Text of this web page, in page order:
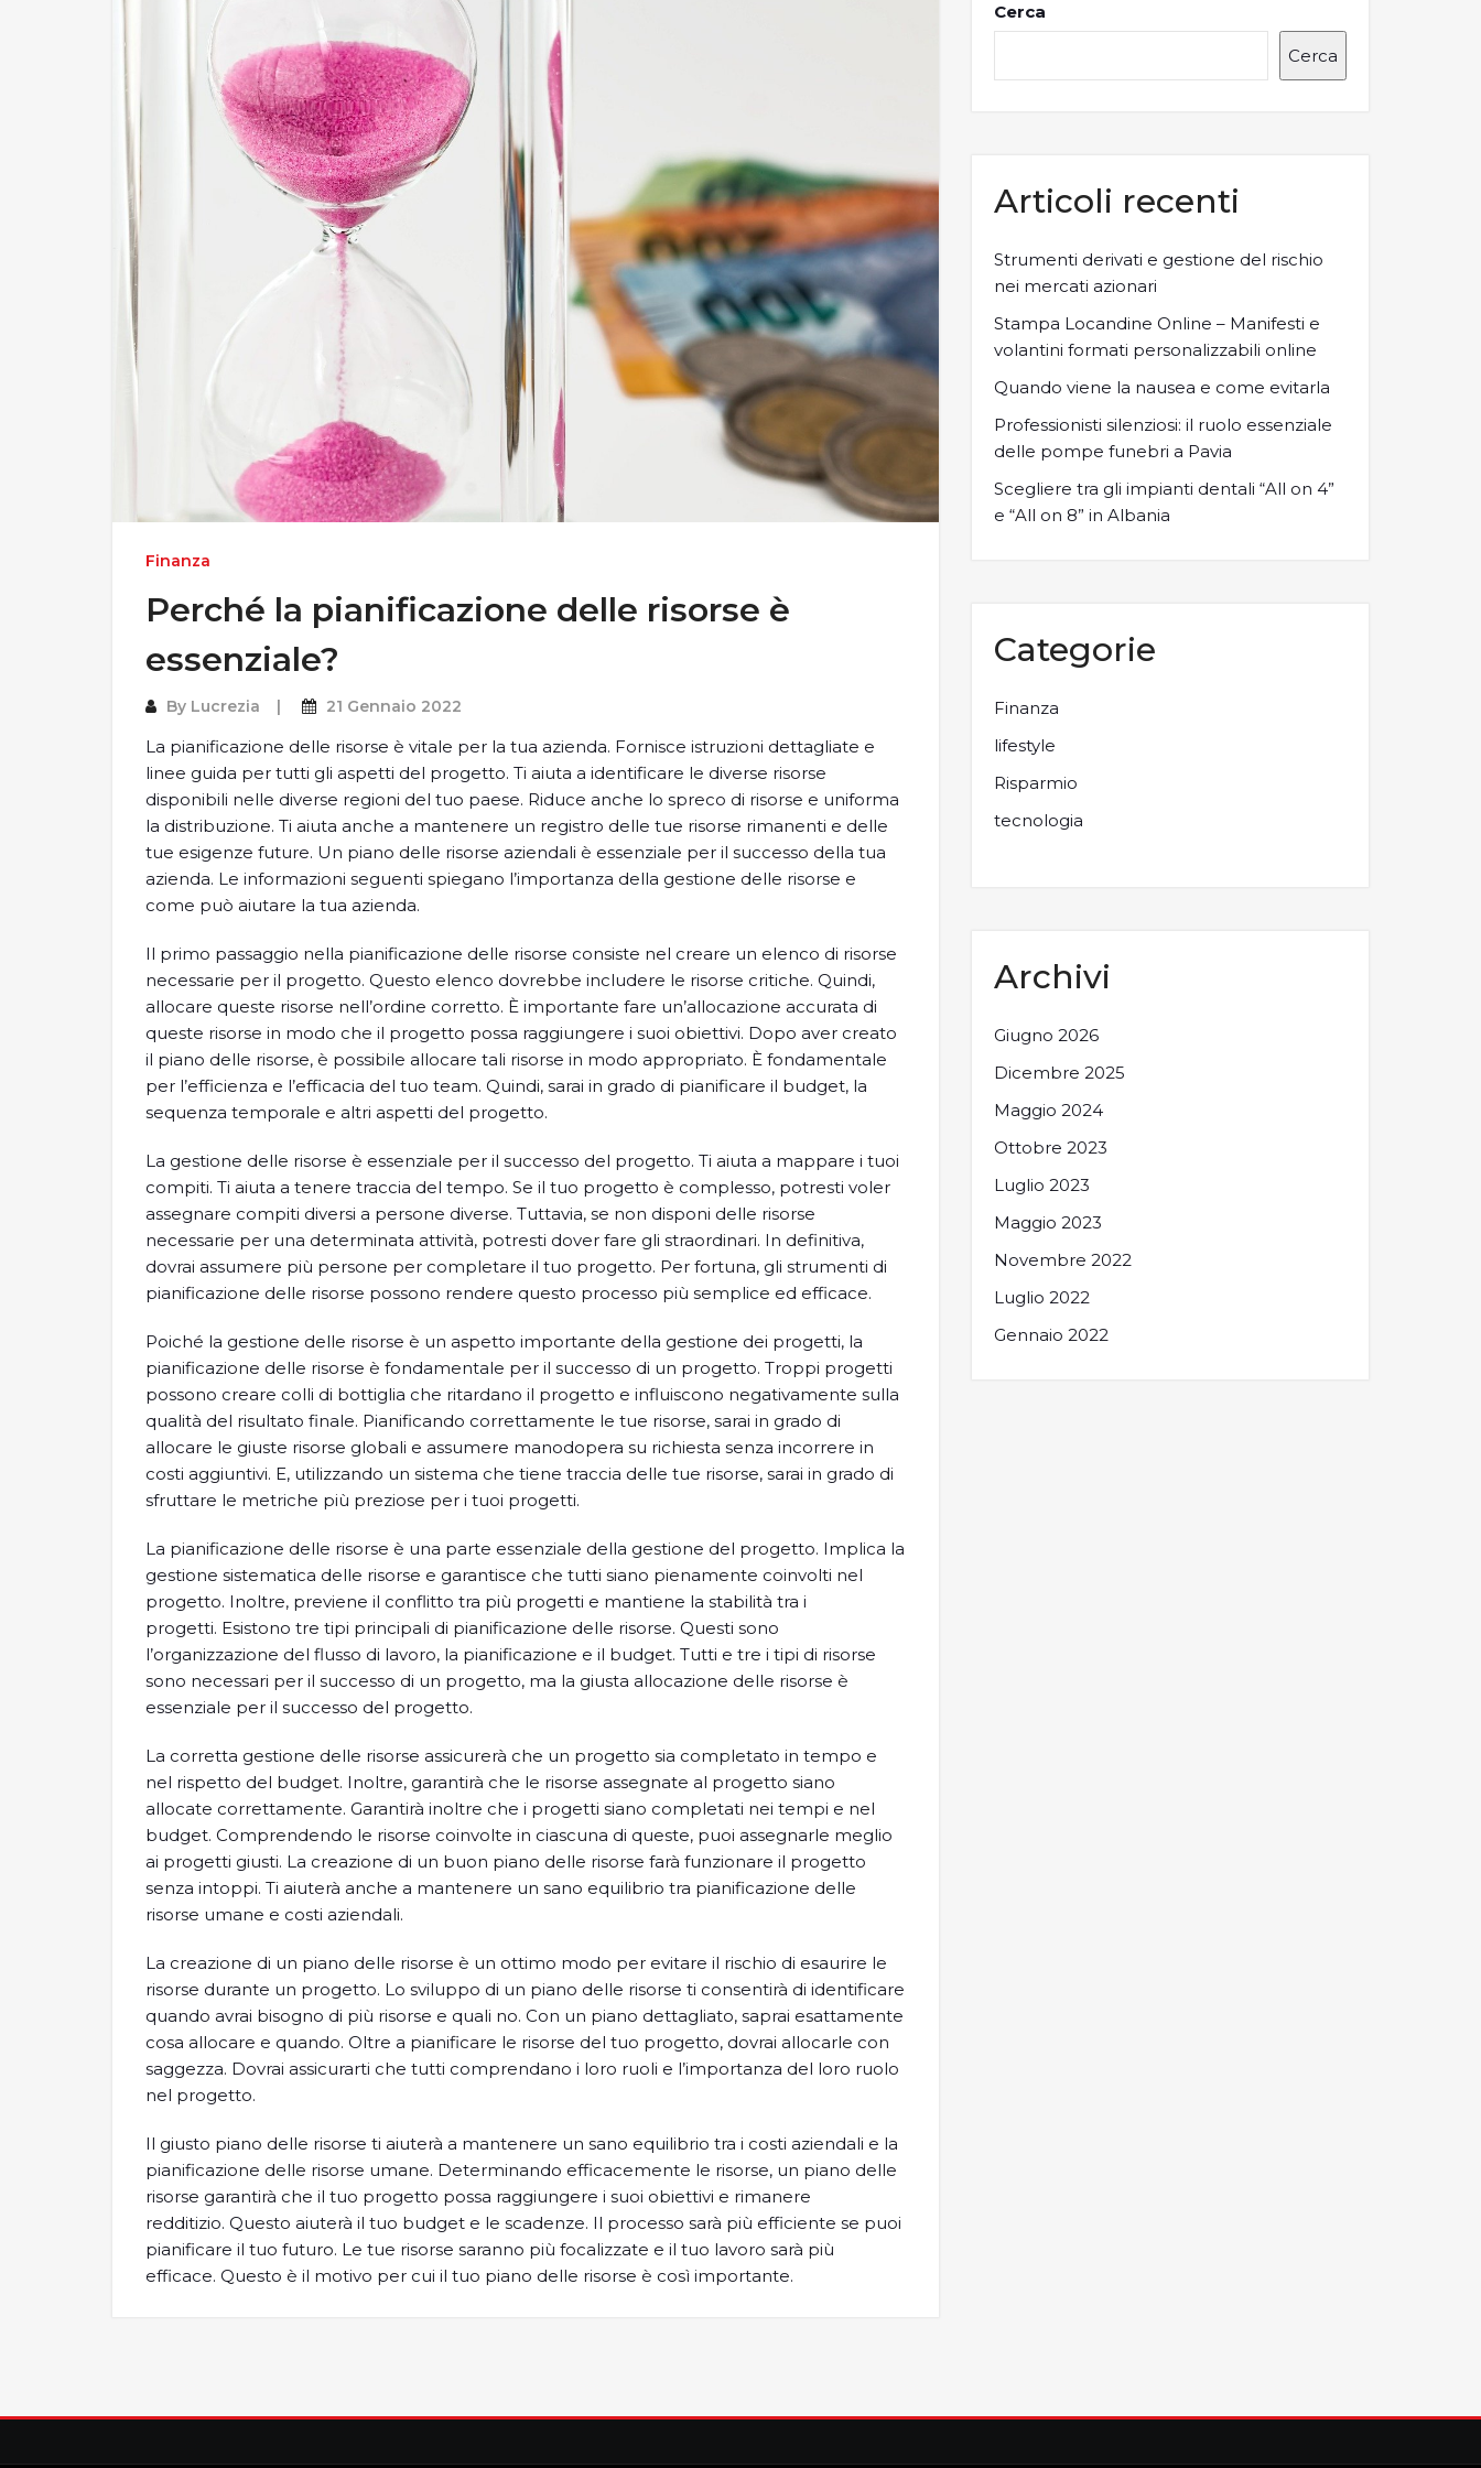
Finanza
Perché la pianificazione delle risorse è
essenziale?
By Lucrezia 21 Gennaio 2022
La pianificazione delle risorse è vitale per la tua azienda. Fornisce istruzioni dettagliate e
linee guida per tutti gli aspetti del progetto. Ti aiuta a identificare le diverse risorse
disponibili nelle diverse regioni del tuo paese. Riduce anche lo spreco di risorse e uniforma
la distribuzione. Ti aiuta anche a mantenere un registro delle tue risorse rimanenti e delle
tue esigenze future. Un piano delle risorse aziendali è essenziale per il successo della tua
azienda. Le informazioni seguenti spiegano l’importanza della gestione delle risorse e
come può aiutare la tua azienda.
Il primo passaggio nella pianificazione delle risorse consiste nel creare un elenco di risorse
necessarie per il progetto. Questo elenco dovrebbe includere le risorse critiche. Quindi,
allocare queste risorse nell’ordine corretto. È importante fare un’allocazione accurata di
queste risorse in modo che il progetto possa raggiungere i suoi obiettivi. Dopo aver creato
il piano delle risorse, è possibile allocare tali risorse in modo appropriato. È fondamentale
per l’efficienza e l’efficacia del tuo team. Quindi, sarai in grado di pianificare il budget, la
sequenza temporale e altri aspetti del progetto.
La gestione delle risorse è essenziale per il successo del progetto. Ti aiuta a mappare i tuoi
compiti. Ti aiuta a tenere traccia del tempo. Se il tuo progetto è complesso, potresti voler
assegnare compiti diversi a persone diverse. Tuttavia, se non disponi delle risorse
necessarie per una determinata attività, potresti dover fare gli straordinari. In definitiva,
dovrai assumere più persone per completare il tuo progetto. Per fortuna, gli strumenti di
pianificazione delle risorse possono rendere questo processo più semplice ed efficace.
Poiché la gestione delle risorse è un aspetto importante della gestione dei progetti, la
pianificazione delle risorse è fondamentale per il successo di un progetto. Troppi progetti
possono creare colli di bottiglia che ritardano il progetto e influiscono negativamente sulla
qualità del risultato finale. Pianificando correttamente le tue risorse, sarai in grado di
allocare le giuste risorse globali e assumere manodopera su richiesta senza incorrere in
costi aggiuntivi. E, utilizzando un sistema che tiene traccia delle tue risorse, sarai in grado di
sfruttare le metriche più preziose per i tuoi progetti.
La pianificazione delle risorse è una parte essenziale della gestione del progetto. Implica la
gestione sistematica delle risorse e garantisce che tutti siano pienamente coinvolti nel
progetto. Inoltre, previene il conflitto tra più progetti e mantiene la stabilità tra i
progetti. Esistono tre tipi principali di pianificazione delle risorse. Questi sono
l’organizzazione del flusso di lavoro, la pianificazione e il budget. Tutti e tre i tipi di risorse
sono necessari per il successo di un progetto, ma la giusta allocazione delle risorse è
essenziale per il successo del progetto.
La corretta gestione delle risorse assicurerà che un progetto sia completato in tempo e
nel rispetto del budget. Inoltre, garantirà che le risorse assegnate al progetto siano
allocate correttamente. Garantirà inoltre che i progetti siano completati nei tempi e nel
budget. Comprendendo le risorse coinvolte in ciascuna di queste, puoi assegnarle meglio
ai progetti giusti. La creazione di un buon piano delle risorse farà funzionare il progetto
senza intoppi. Ti aiuterà anche a mantenere un sano equilibrio tra pianificazione delle
risorse umane e costi aziendali.
La creazione di un piano delle risorse è un ottimo modo per evitare il rischio di esaurire le
risorse durante un progetto. Lo sviluppo di un piano delle risorse ti consentirà di identificare
quando avrai bisogno di più risorse e quali no. Con un piano dettagliato, saprai esattamente
cosa allocare e quando. Oltre a pianificare le risorse del tuo progetto, dovrai allocarle con
saggezza. Dovrai assicurarti che tutti comprendano i loro ruoli e l’importanza del loro ruolo
nel progetto.
Il giusto piano delle risorse ti aiuterà a mantenere un sano equilibrio tra i costi aziendali e la
pianificazione delle risorse umane. Determinando efficacemente le risorse, un piano delle
risorse garantirà che il tuo progetto possa raggiungere i suoi obiettivi e rimanere
redditizio. Questo aiuterà il tuo budget e le scadenze. Il processo sarà più efficiente se puoi
pianificare il tuo futuro. Le tue risorse saranno più focalizzate e il tuo lavoro sarà più
efficace. Questo è il motivo per cui il tuo piano delle risorse è così importante.
Cerca
Cerca
Articoli recenti
Strumenti derivati e gestione del rischio
nei mercati azionari
Stampa Locandine Online – Manifesti e
volantini formati personalizzabili online
Quando viene la nausea e come evitarla
Professionisti silenziosi: il ruolo essenziale
delle pompe funebri a Pavia
Scegliere tra gli impianti dentali “All on 4”
e “All on 8” in Albania
Categorie
Finanza
lifestyle
Risparmio
tecnologia
Archivi
Giugno 2026
Dicembre 2025
Maggio 2024
Ottobre 2023
Luglio 2023
Maggio 2023
Novembre 2022
Luglio 2022
Gennaio 2022